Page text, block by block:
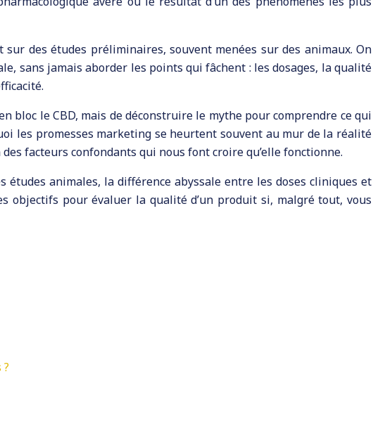
des études préliminaires, souvent menées sur des animaux. On
sans jamais aborder les points qui fâchent : les dosages, la qualité
bloc le CBD, mais de déconstruire le mythe pour comprendre ce qui
les promesses marketing se heurtent souvent au mur de la réalité
facteurs confondants qui nous font croire qu’elle fonctionne.
animales, la différence abyssale entre les doses cliniques et
objectifs pour évaluer la qualité d’un produit si, malgré tout, vous